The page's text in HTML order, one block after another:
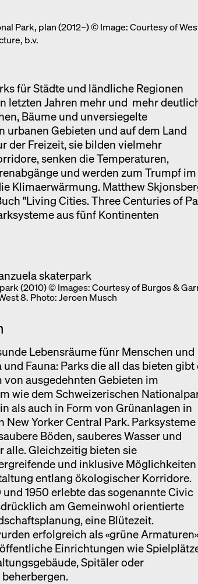
Venedig
Park, plan (2012–) © Image: Courtesy of
b.v.
für Städte und ländliche Regionen
letzten Jahren mehr und mehr
Bäume und unversiegelte
urbanen Gebieten und auf dem Land
der Freizeit, sie bilden vielmehr
senken die Temperaturen,
und werden zum Trumpf im
Klimaerwärmung. Matthew
"Living Cities. Three Centuries of
aus fünf Kontinenten
(2010) © Images: Courtesy of Burgos &
8. Photo: Jeroen Musch
Lebensräume fünr Menschen und
Fauna: Parks die all das bieten gibt
von ausgedehnten Gebieten im
wie dem Schweizerischen
als auch in Form von Grünanlagen in
New Yorker Central Park. Parksysteme
Böden, sauberes Wasser und
alle. Gleichzeitig bieten sie
und inklusive Möglichkeiten
entlang ökologischer Korridore.
1950 erlebte das sogenannte Civic
am Gemeinwohl orientierte
eine Blütezeit.
erfolgreich als «grüne Armaturen»
Einrichtungen wie
Spitäler oder